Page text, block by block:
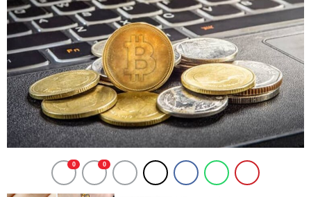
0 0